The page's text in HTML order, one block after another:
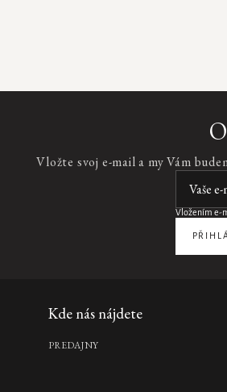
Vložte svoj e-mail a my Vám
Vložením e-
Kde nás nájdete
PREDAJNY